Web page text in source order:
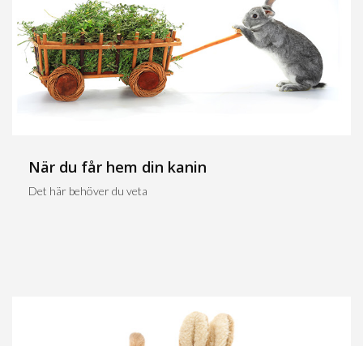
När du får hem din kanin
Det här behöver du veta